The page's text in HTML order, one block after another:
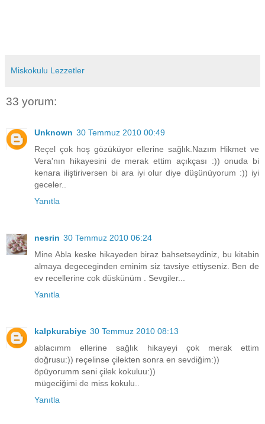
Miskokulu Lezzetler
33 yorum:
Unknown 30 Temmuz 2010 00:49
Reçel çok hoş gözüküyor ellerine sağlık.Nazım Hikmet ve
Vera'nın hikayesini de merak ettim açıkçası :)) onuda bi
kenara iliştiriversen bi ara iyi olur diye düşünüyorum :)) iyi
geceler..
Yanıtla
nesrin 30 Temmuz 2010 06:24
Mine Abla keske hikayeden biraz bahsetseydiniz, bu kitabin
almaya degeceginden eminim siz tavsiye ettiyseniz. Ben de
ev recellerine cok düskünüm . Sevgiler...
Yanıtla
kalpkurabiye 30 Temmuz 2010 08:13
ablacımm ellerine sağlık hikayeyi çok merak ettim
doğrusu:)) reçelinse çilekten sonra en sevdiğim:))
öpüyorumm seni çilek kokuluu:))
mügeciğimi de miss kokulu..
Yanıtla